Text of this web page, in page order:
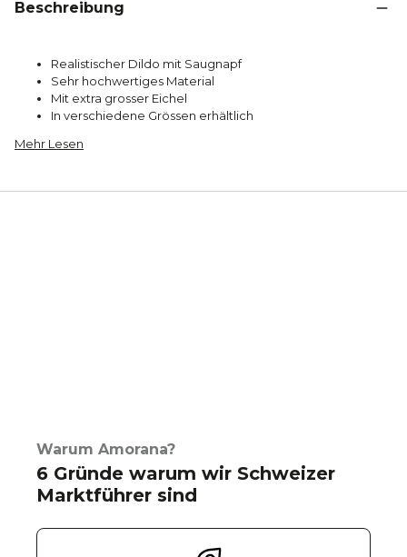
Beschreibung
Realistischer Dildo mit Saugnapf
Sehr hochwertiges Material
Mit extra grosser Eichel
In verschiedene Grössen erhältlich
Mehr Lesen
Warum Amorana?
6 Gründe warum wir Schweizer
Marktführer sind